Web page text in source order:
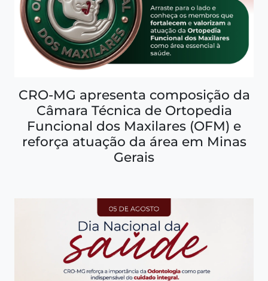
CRO-MG apresenta composição da
Câmara Técnica de Ortopedia
Funcional dos Maxilares (OFM) e
reforça atuação da área em Minas
Gerais